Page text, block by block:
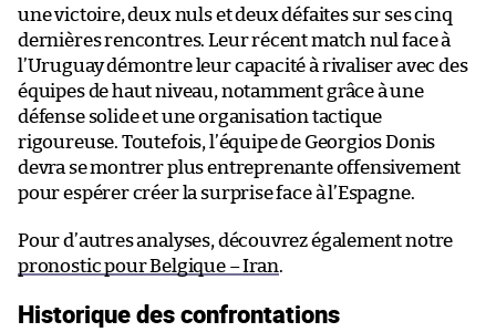
une victoire, deux nuls et deux défaites sur ses cinq
dernières rencontres. Leur récent match nul face à
l’Uruguay démontre leur capacité à rivaliser avec des
équipes de haut niveau, notamment grâce à une
défense solide et une organisation tactique
rigoureuse. Toutefois, l’équipe de Georgios Donis
devra se montrer plus entreprenante offensivement
pour espérer créer la surprise face à l’Espagne.
Pour d’autres analyses, découvrez également notre
pronostic pour Belgique – Iran.
Historique des confrontations